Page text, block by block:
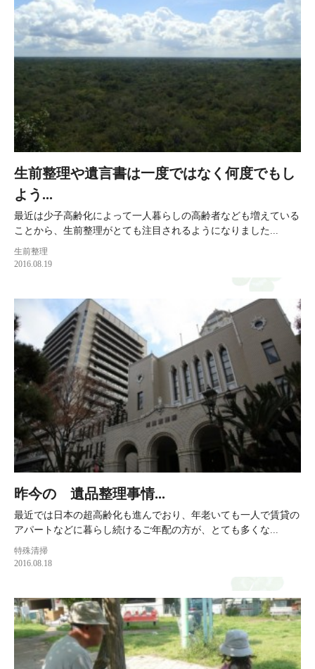
生前整理や遺言書は一度ではなく何度でもし
よう...
最近は少子高齢化によって一人暮らしの高齢者なども増えている
ことから、生前整理がとても注目されるようになりました...
生前整理
2016.08.19
昨今の 遺品整理事情...
最近では日本の超高齢化も進んでおり、年老いても一人で賃貸の
アパートなどに暮らし続けるご年配の方が、とても多くな...
特殊清掃
2016.08.18